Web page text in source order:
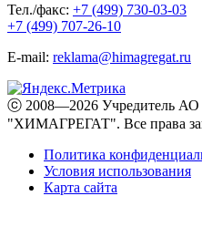
Тел./факс: +7 (499) 730-03-03
+7 (499) 707-26-10
E-mail: reklama@himagregat.ru
ⓒ 2008—2026 Учредитель АО
"ХИМАГРЕГАТ". Все права
Политика
Условия использования
Карта сайта